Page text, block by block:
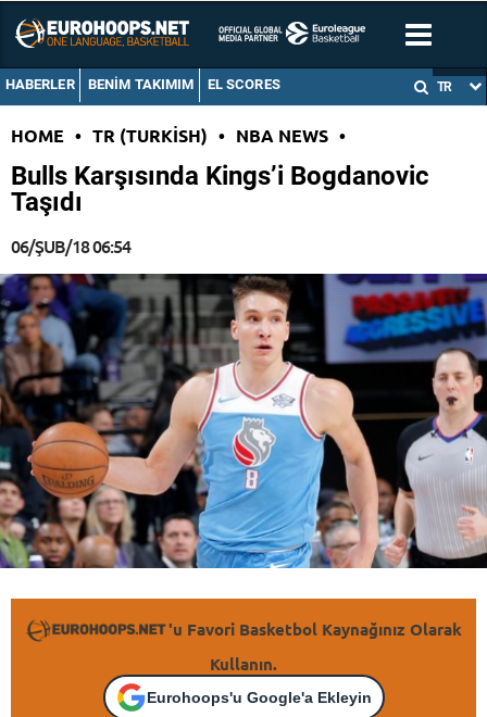
HABERLER BENIM TAKIMIM EL SCORES TR
HOME • TR (TURKISH) • NBA NEWS •
Bulls Karşısında Kings’i Bogdanovic
Taşıdı
06/ŞUB/18 06:54
'u Favori Basketbol Kaynağınız Olarak
Kullanın.
Eurohoops'u Google'a Ekleyin